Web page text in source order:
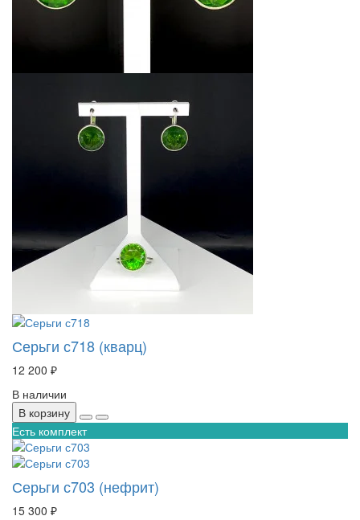
Серьги с718 (кварц)
12 200 ₽
В наличии
В корзину
Есть комплект
Серьги с703 (нефрит)
15 300 ₽